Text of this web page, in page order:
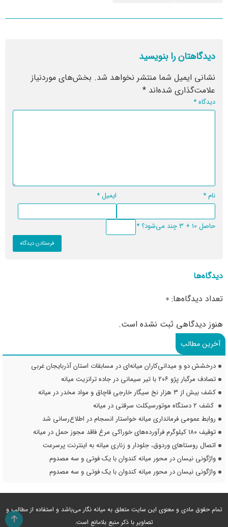
دیدگاهتان را بنویسید
نشانی ایمیل شما منتشر نخواهد شد. بخش‌های موردنیاز
علامت‌گذاری شده‌اند *
دیدگاه*
نام* ایمیل*
حاصل 10 + 3 چند می‌شود؟ *
دیدگاه‌ها
تعداد دیدگاه‌ها: 0
هنوز دیدگاهی ثبت نشده است.
آخرین مطالب
درخشش دو و میدانی‌کاران میانه‌ای در مسابقات استان آذربایجان غربی
تصادف مرگبار پژو ۲۰۶ با تیر سیمانی در جاده ترانزیت میانه
کشف بیش از ۳ هزار نخ سیگار خارجی قاچاق و مواد مخدر در میانه
کشف ۲ دستگاه موتورسیکلت سرقتی در میانه
روابط عمومی فرمانداری میانه خواستار انسجام در اطلاع‌رسانی شد
توقیف ۱۸۰ کیلوگرم فرآورده‌های خوراکی مرغ فاقد مجوز حمل در میانه
اتصال روستاهای وردوق، جلودار و زناری میانه به اینترنت پرسرعت
واژگونی نیسان در محور میانه کندوان با یک فوتی و سه مصدوم
واژگونی نیسان در محور میانه کندوان با یک فوتی و سه مصدوم
تمام حقوق مادی و معنوی این سایت متعلق به میانه نگار می‌باشد و استفاده از مطالب و
تصاویر با ذکر منبع بلامانع است.